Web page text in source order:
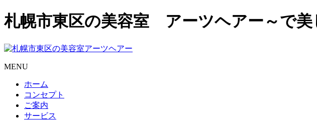
札幌市東区の美容室 アーツヘアー～で美
MENU
ホーム
コンセプト
ご案内
サービス